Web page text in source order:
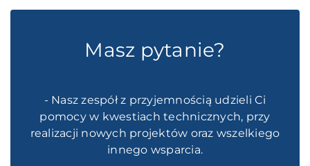
Masz pytanie?
- Nasz zespół z przyjemnością udzieli Ci
pomocy w kwestiach technicznych, przy
realizacji nowych projektów oraz wszelkiego
innego wsparcia.